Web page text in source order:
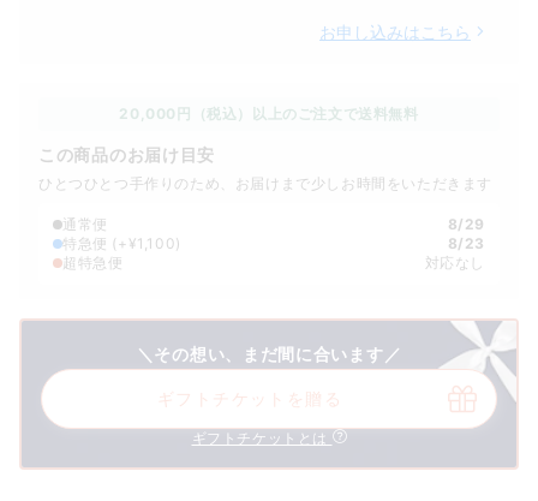
お申し込みはこちら
20,000円（税込）以上のご注文で送料無料
この商品のお届け目安
ひとつひとつ手作りのため、お届けまで少しお時間をいただきます
通常便
8/29
特急便 (+¥1,100)
8/23
超特急便
対応なし
＼その想い、まだ間に合います／
ギフトチケットを贈る
ギフトチケットとは